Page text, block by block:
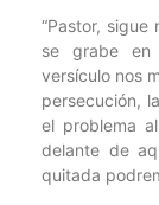
“Pastor, sigue
se grabe en
versículo nos
persecución,
el problema
delante de
quitada